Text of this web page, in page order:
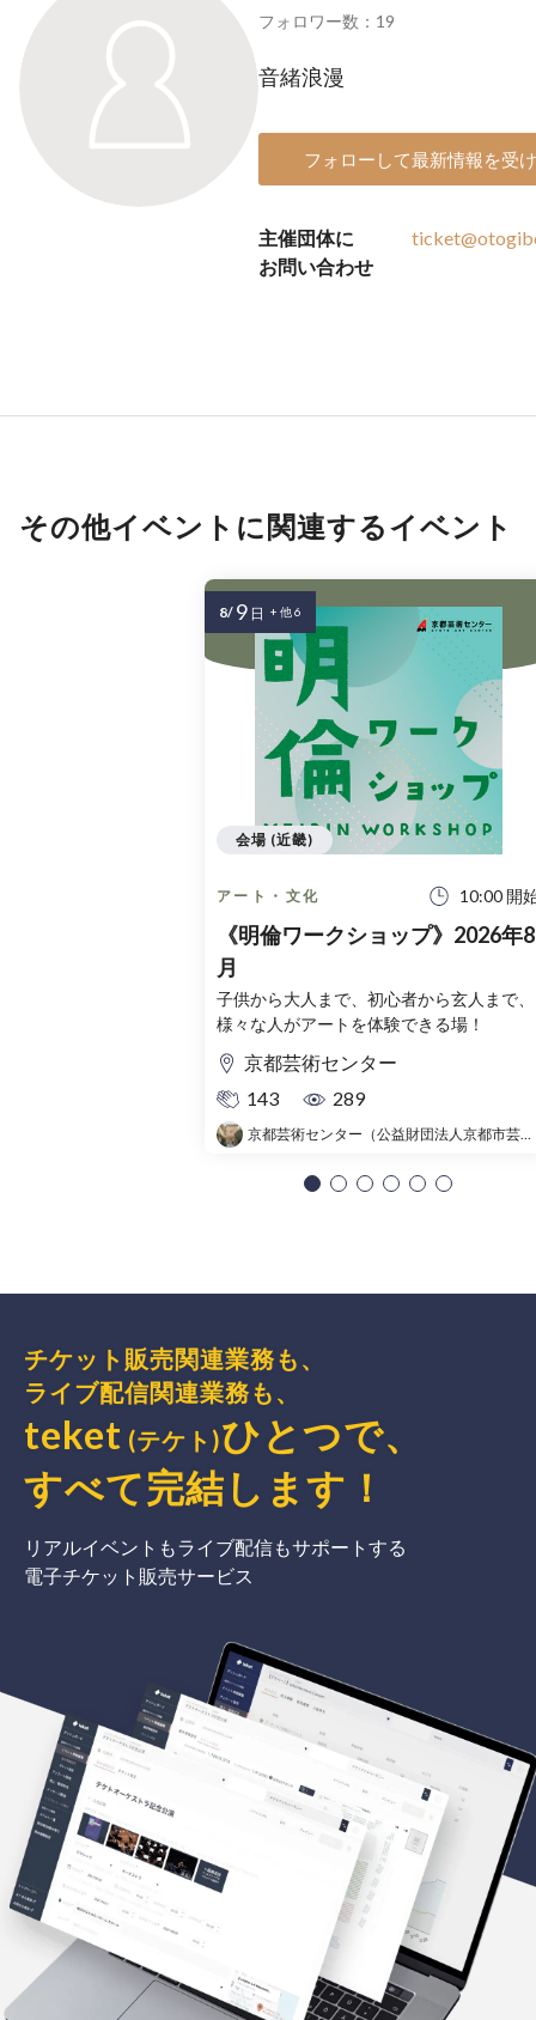
フォロワー数：19
音緒浪漫
フォローして最新情報を受
主催団体に
お問い合わせ
その他イベントに関連するイベント
アート・文化 10:00 開
《明倫ワークショップ》2026年8
月
子供から大人まで、初心者から玄人まで、
様々な人がアートを体験できる場！
京都芸術センター
143
289
京都芸術センター（公益財団法人京都市芸術文化協会）
会場 (近畿)
8/ 9 日 + 他 6
チケット販売関連業務も、
ライブ配信関連業務も、
teket (テケト)ひとつで、
すべて完結 します ！
リアルイベントもライブ配信もサポートする
電子チケット販売サービス